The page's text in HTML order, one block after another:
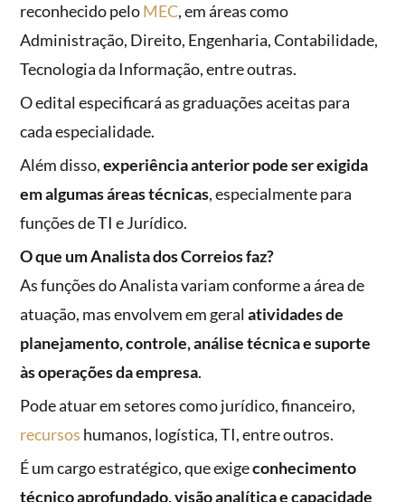
reconhecido peloMEC, em áreas como
Administração, Direito, Engenharia, Contabilidade,
Tecnologia da Informação, entre outras.
O edital especificará as graduações aceitas para
cada especialidade.
Além disso,experiência anterior pode ser exigida
em algumas áreas técnicas, especialmente para
funções de TI e Jurídico.
O que um Analista dos Correios faz?
As funções do Analista variam conforme a área de
atuação, mas envolvem em geralatividades de
planejamento, controle, análise técnica e suporte
às operações da empresa.
Pode atuar em setores como jurídico, financeiro,
recursos humanos, logística, TI, entre outros.
É um cargo estratégico, que exigeconhecimento
técnico aprofundado, visão analítica e capacidade